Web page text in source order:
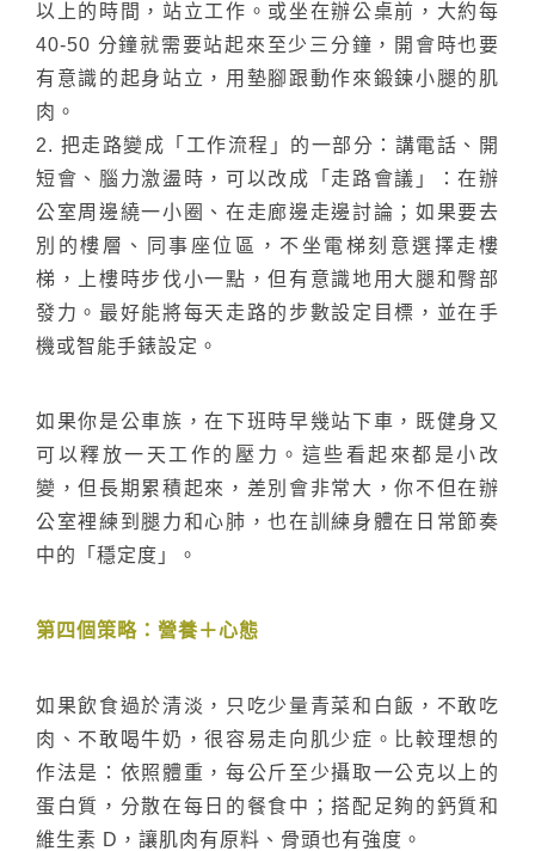
以上的時間，站立工作。或坐在辦公桌前，大約每
40-50 分鐘就需要站起來至少三分鐘，開會時也要
有意識的起身站立，用墊腳跟動作來鍛鍊小腿的肌
肉。
2. 把走路變成「工作流程」的一部分：講電話、開
短會、腦力激盪時，可以改成「走路會議」：在辦
公室周邊繞一小圈、在走廊邊走邊討論；如果要去
別的樓層、同事座位區，不坐電梯刻意選擇走樓
梯，上樓時步伐小一點，但有意識地用大腿和臀部
發力。最好能將每天走路的步數設定目標，並在手
機或智能手錶設定。
如果你是公車族，在下班時早幾站下車，既健身又
可以釋放一天工作的壓力。這些看起來都是小改
變，但長期累積起來，差別會非常大，你不但在辦
公室裡練到腿力和心肺，也在訓練身體在日常節奏
中的「穩定度」。
第四個策略：營養＋心態
如果飲食過於清淡，只吃少量青菜和白飯，不敢吃
肉、不敢喝牛奶，很容易走向肌少症。比較理想的
作法是：依照體重，每公斤至少攝取一公克以上的
蛋白質，分散在每日的餐食中；搭配足夠的鈣質和
維生素 D，讓肌肉有原料、骨頭也有強度。